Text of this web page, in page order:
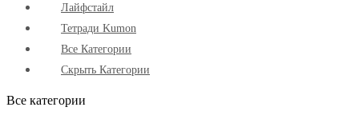
Лайфстайл
Тетради Kumon
Все Категории
Скрыть Категории
Все категории